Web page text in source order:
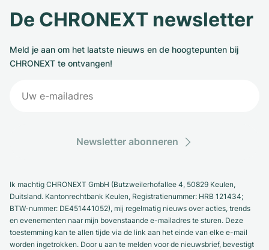
De CHRONEXT newsletter
Meld je aan om het laatste nieuws en de hoogtepunten bij
CHRONEXT te ontvangen!
Newsletter abonneren
Ik machtig CHRONEXT GmbH (Butzweilerhofallee 4, 50829 Keulen,
Duitsland. Kantonrechtbank Keulen, Registratienummer: HRB 121434;
BTW-nummer: DE451441052), mij regelmatig nieuws over acties, trends
en evenementen naar mijn bovenstaande e-mailadres te sturen. Deze
toestemming kan te allen tijde via de link aan het einde van elke e-mail
worden ingetrokken. Door u aan te melden voor de nieuwsbrief, bevestigt